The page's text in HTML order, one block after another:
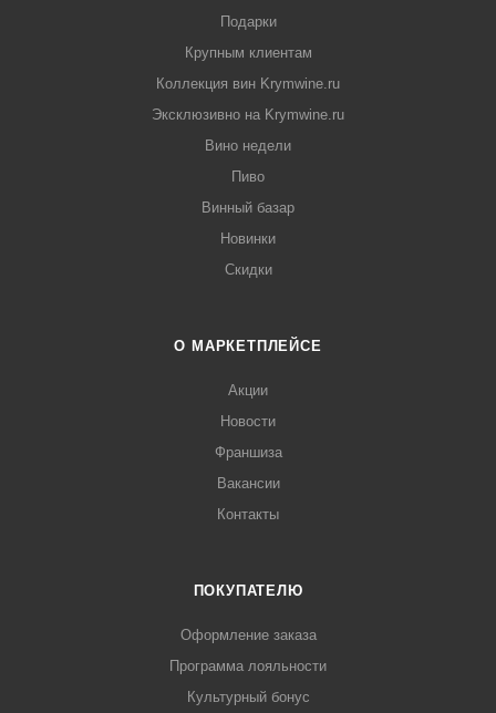
Подарки
Крупным клиентам
Коллекция вин Krymwine.ru
Эксклюзивно на Krymwine.ru
Вино недели
Пиво
Винный базар
Новинки
Скидки
О МАРКЕТПЛЕЙСЕ
Акции
Новости
Франшиза
Вакансии
Контакты
ПОКУПАТЕЛЮ
Оформление заказа
Программа лояльности
Культурный бонус